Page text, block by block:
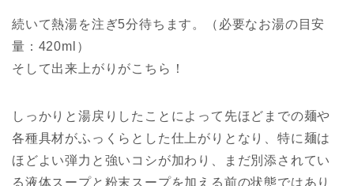
続いて熱湯を注ぎ5分待ちます。（必要なお湯の目安
量：420ml）
そして出来上がりがこちら！
しっかりと湯戻りしたことによって先ほどまでの麺や
各種具材がふっくらとした仕上がりとなり、特に麺は
ほどよい弾力と強いコシが加わり、まだ別添されてい
る液体スープと粉末スープを加える前の状態ではあり